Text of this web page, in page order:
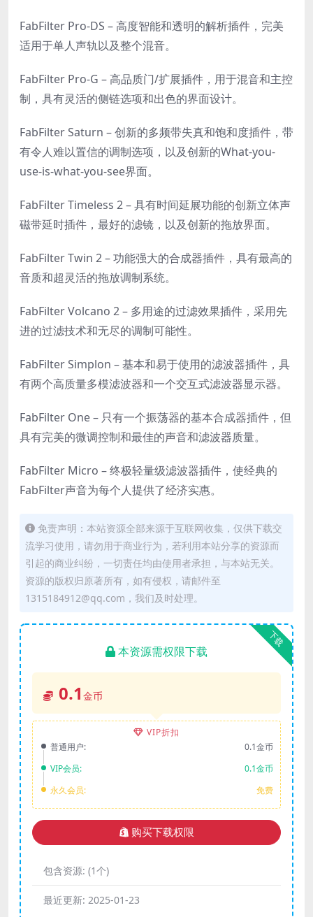
FabFilter Pro-DS – 高度智能和透明的解析插件，完美
适用于单人声轨以及整个混音。
FabFilter Pro-G – 高品质门/扩展插件，用于混音和主控
制，具有灵活的侧链选项和出色的界面设计。
FabFilter Saturn – 创新的多频带失真和饱和度插件，带
有令人难以置信的调制选项，以及创新的What-you-
use-is-what-you-see界面。
FabFilter Timeless 2 – 具有时间延展功能的创新立体声
磁带延时插件，最好的滤镜，以及创新的拖放界面。
FabFilter Twin 2 – 功能强大的合成器插件，具有最高的
音质和超灵活的拖放调制系统。
FabFilter Volcano 2 – 多用途的过滤效果插件，采用先
进的过滤技术和无尽的调制可能性。
FabFilter Simplon – 基本和易于使用的滤波器插件，具
有两个高质量多模滤波器和一个交互式滤波器显示器。
FabFilter One – 只有一个振荡器的基本合成器插件，但
具有完美的微调控制和最佳的声音和滤波器质量。
FabFilter Micro – 终极轻量级滤波器插件，使经典的
FabFilter声音为每个人提供了经济实惠。
免责声明：本站资源全部来源于互联网收集，仅供下载交
流学习使用，请勿用于商业行为，若利用本站分享的资源而
引起的商业纠纷，一切责任均由使用者承担，与本站无关。
资源的版权归原著所有，如有侵权，请邮件至
1315184912@qq.com，我们及时处理。
下载
本资源需权限下载
0.1 金币
VIP折扣
普通用户:
0.1金币
VIP会员:
0.1金币
永久会员:
免费
购买下载权限
包含资源: (1个)
最近更新: 2025-01-23